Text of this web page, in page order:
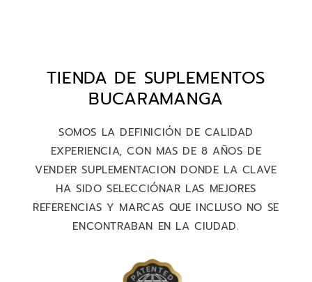
TIENDA DE SUPLEMENTOS
BUCARAMANGA
SOMOS LA DEFINICIÓN DE CALIDAD
EXPERIENCIA, CON MAS DE 8 AÑOS DE
VENDER SUPLEMENTACION DONDE LA CLAVE
HA SIDO SELECCIÓNAR LAS MEJORES
REFERENCIAS Y MARCAS QUE INCLUSO NO SE
ENCONTRABAN EN LA CIUDAD.